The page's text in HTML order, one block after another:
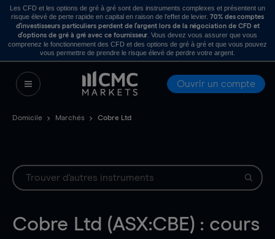
Les CFD et les options de gré à gré sont des instruments complexes et présentent un
risque élevé de perte rapide en capital en raison de l’effet de levier. 70% des comptes
d’investisseurs particuliers perdent de l’argent lors de la négociation de CFD et
d’options de gré à gré avec ce fournisseur . Vous devez vous assurer que vous
comprenez le fonctionnement des CFD et des options de gré à gré et que vous pouvez
vous permettre de prendre le risque élevé de perdre votre argent.
Ouvrir un compte
Domicile Marchés Cobre Ltd
Cobre Ltd (ASX:CBE) : cours